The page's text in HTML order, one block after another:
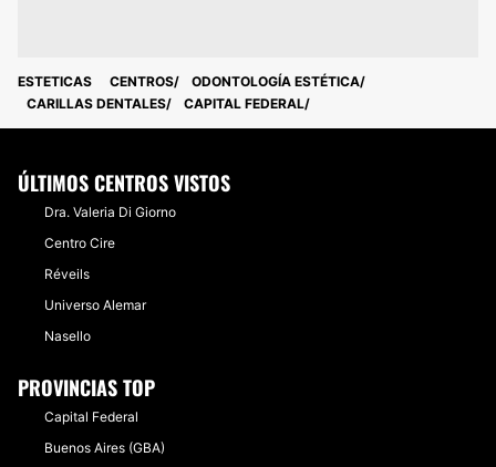
ESTETICAS CENTROS
ODONTOLOGÍA ESTÉTICA
CARILLAS DENTALES
CAPITAL FEDERAL
ÚLTIMOS CENTROS VISTOS
Dra. Valeria Di Giorno
Centro Cire
Réveils
Universo Alemar
Nasello
PROVINCIAS TOP
Capital Federal
Buenos Aires (GBA)